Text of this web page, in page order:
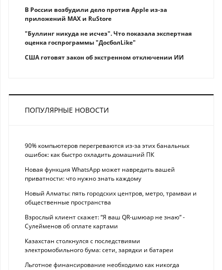
В России возбудили дело против Apple из-за
приложений MAX и RuStore
"Буллинг никуда не исчез". Что показала экспертная
оценка госпрограммы "ДосболLike"
США готовят закон об экстренном отключении ИИ
ПОПУЛЯРНЫЕ НОВОСТИ
90% компьютеров перегреваются из-за этих банальных
ошибок: как быстро охладить домашний ПК
Новая функция WhatsApp может навредить вашей
приватности: что нужно знать каждому
Новый Алматы: пять городских центров, метро, трамваи и
общественные пространства
Взрослый клиент скажет: “Я ваш QR-шмюар не знаю“ -
Сулейменов об оплате картами
Казахстан столкнулся с последствиями
электромобильного бума: сети, зарядки и батареи
Льготное финансирование необходимо как никогда